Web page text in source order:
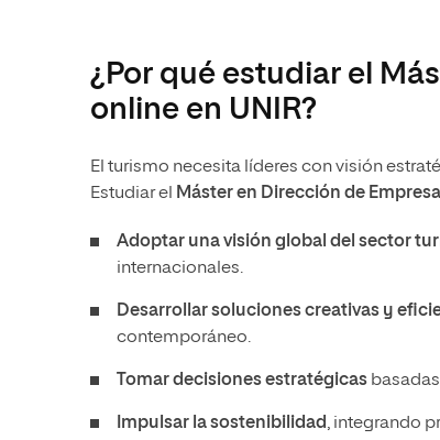
¿Por qué estudiar el
online en UNIR?
El turismo necesita líderes con visión
Estudiar el
Máster en Dirección de
Adoptar unavisión global del sector
internacionales.
Desarrollarsoluciones creativas y
contemporáneo.
Tomar decisiones estratégicas
Impulsar la sostenibilidad, integrando